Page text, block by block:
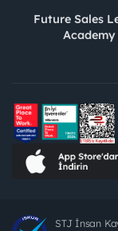
Future Sales
Academy
STJ İnsan